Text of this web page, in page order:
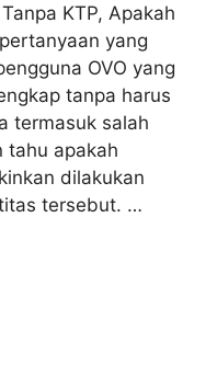
KTP, Apakah
yang
OVO yang
tanpa harus
termasuk salah
tahu apakah
dilakukan
tersebut. …